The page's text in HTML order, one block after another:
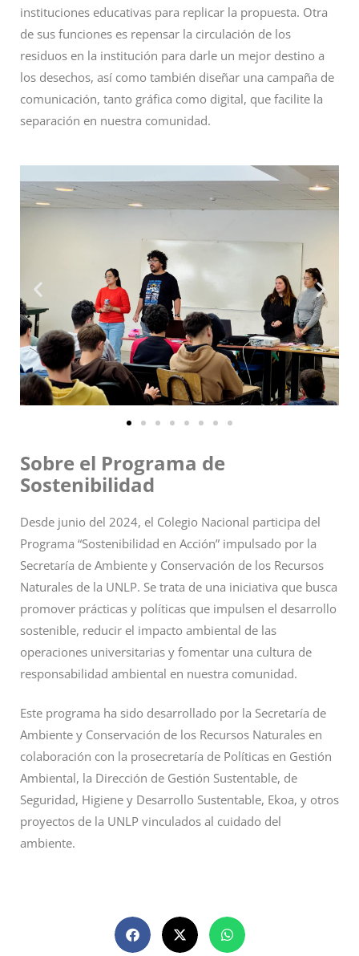
instituciones educativas para replicar la propuesta. Otra
de sus funciones es repensar la circulación de los
residuos en la institución para darle un mejor destino a
los desechos, así como también diseñar una campaña de
comunicación, tanto gráfica como digital, que facilite la
separación en nuestra comunidad.
Sobre el Programa de
Sostenibilidad
Desde junio del 2024, el Colegio Nacional participa del
Programa “Sostenibilidad en Acción” impulsado por la
Secretaría de Ambiente y Conservación de los Recursos
Naturales de la UNLP. Se trata de una iniciativa que busca
promover prácticas y políticas que impulsen el desarrollo
sostenible, reducir el impacto ambiental de las
operaciones universitarias y fomentar una cultura de
responsabilidad ambiental en nuestra comunidad.
Este programa ha sido desarrollado por la Secretaría de
Ambiente y Conservación de los Recursos Naturales en
colaboración con la prosecretaría de Políticas en Gestión
Ambiental, la Dirección de Gestión Sustentable, de
Seguridad, Higiene y Desarrollo Sustentable, Ekoa, y otros
proyectos de la UNLP vinculados al cuidado del
ambiente.